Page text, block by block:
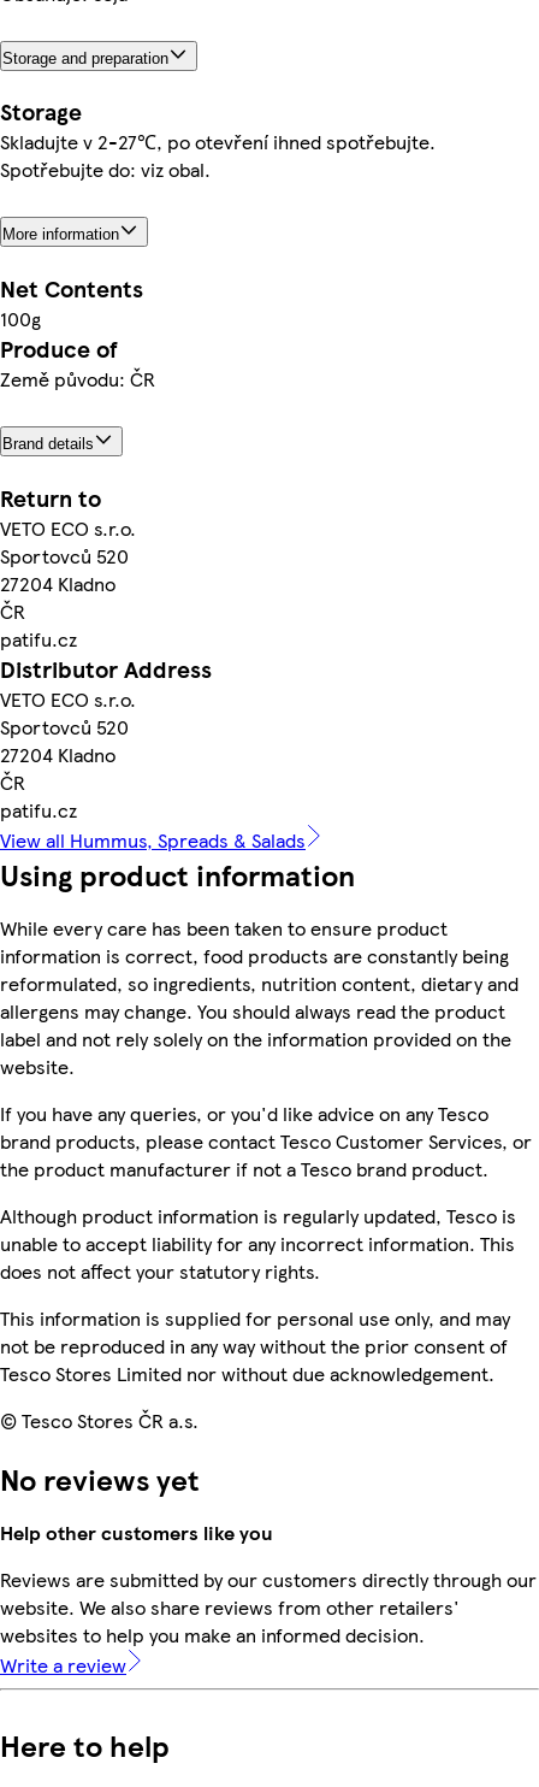
Storage and preparation
Storage
Skladujte v 2-27℃, po otevření ihned spotřebujte.
Spotřebujte do: viz obal.
More information
Net Contents
100g
Produce of
Země původu: ČR
Brand details
Return to
VETO ECO s.r.o.
Sportovců 520
27204 Kladno
ČR
patifu.cz
Distributor Address
VETO ECO s.r.o.
Sportovců 520
27204 Kladno
ČR
patifu.cz
View all Hummus, Spreads & Salads
Using product information
While every care has been taken to ensure product
information is correct, food products are constantly being
reformulated, so ingredients, nutrition content, dietary and
allergens may change. You should always read the product
label and not rely solely on the information provided on the
website.
If you have any queries, or you'd like advice on any Tesco
brand products, please contact Tesco Customer Services, or
the product manufacturer if not a Tesco brand product.
Although product information is regularly updated, Tesco is
unable to accept liability for any incorrect information. This
does not affect your statutory rights.
This information is supplied for personal use only, and may
not be reproduced in any way without the prior consent of
Tesco Stores Limited nor without due acknowledgement.
© Tesco Stores ČR a.s.
No reviews yet
Help other customers like you
Reviews are submitted by our customers directly through our
website. We also share reviews from other retailers'
websites to help you make an informed decision.
Write a review
Here to help